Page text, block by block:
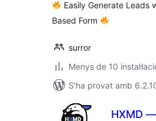
Easily Generate Leads
Based Form
surror
Menys de 10
S'ha provat amb
HXMD —